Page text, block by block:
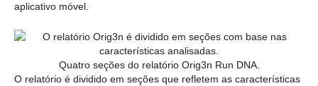
aplicativo móvel.
Quatro seções do relatório Orig3n Run DNA.
O relatório é dividido em seções que refletem as características